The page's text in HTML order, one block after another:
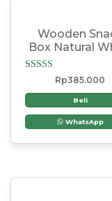
Wooden
Box Natural
Dinilai
Rp385.000
Beli
WhatsApp